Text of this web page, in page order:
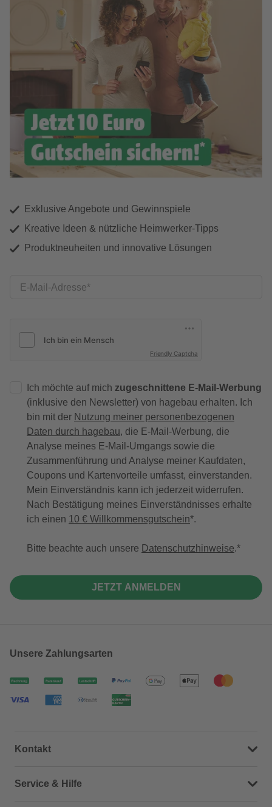
Exklusive Angebote und Gewinnspiele
Kreative Ideen & nützliche Heimwerker-Tipps
Produktneuheiten und innovative Lösungen
E-Mail-Adresse
Friendly Captcha
Ich möchte auf mich zugeschnittene E-Mail-Werbung
(inklusive den Newsletter) von hagebau erhalten. Ich
bin mit der Nutzung meiner personenbezogenen
Daten durch hagebau, die E-Mail-Werbung, die
Analyse meines E-Mail-Umgangs sowie die
Zusammenführung und Analyse meiner Kaufdaten,
Coupons und Kartenvorteile umfasst, einverstanden.
Mein Einverständnis kann ich jederzeit widerrufen.
Nach Bestätigung meines Einverständnisses erhalte
ich einen 10 € Willkommensgutschein*.
Bitte beachte auch unsere Datenschutzhinweise.
JETZT ANMELDEN
Unsere Zahlungsarten
Kontakt
Dein Kontakt zu uns
Service & Hilfe